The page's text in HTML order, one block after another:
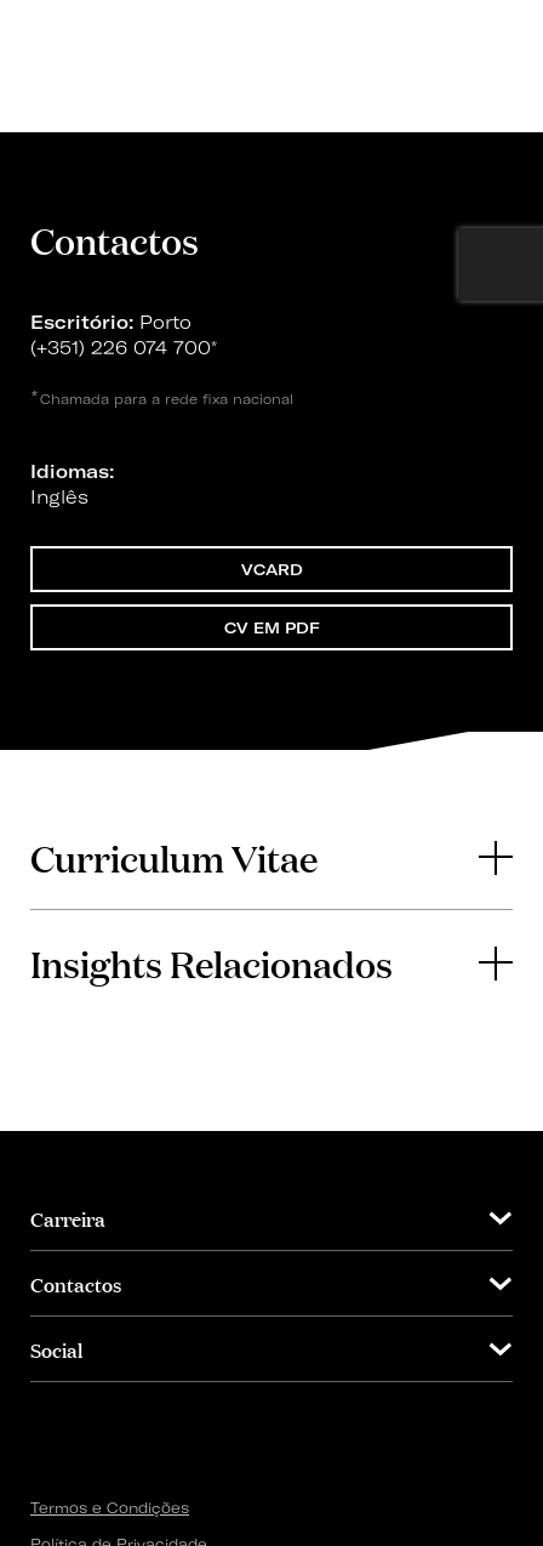
Contactos
Escritório: Porto
(+351) 226 074 700*
* Chamada para a rede fixa nacional
Idiomas:
Inglês
VCARD
CV EM PDF
Curriculum Vitae
Insights Relacionados
Carreira
Contactos
Social
Termos e Condições